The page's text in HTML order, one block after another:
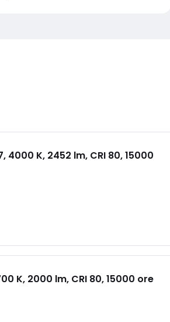
4000 K, 2452 lm, CRI 80, 15000
K, 2000 lm, CRI 80, 15000 ore